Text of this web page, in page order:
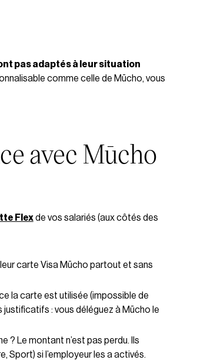
pas adaptés à leur situation
comme celle de Mūcho, vous
avec Mūcho
Flexde vos salariés (aux côtés des
carte Visa Mūcho partout et sans
la carte est utilisée (impossible de
: vous déléguez à Mūcho le
? Le montant n’est pas perdu. Ils
Sport) si l’employeur les a activés.